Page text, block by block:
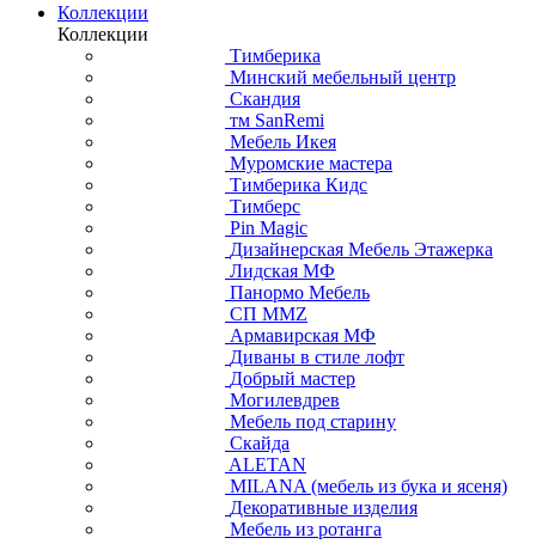
Коллекции
Коллекции
Тимберика
Минский мебельный центр
Скандия
тм SanRemi
Мебель Икея
Муромские мастера
Тимберика Кидс
Тимберс
Pin Magic
Дизайнерская Мебель Этажерка
Лидская МФ
Панормо Мебель
СП ММZ
Армавирская МФ
Диваны в стиле лофт
Добрый мастер
Могилевдрев
Мебель под старину
Скайда
ALETAN
MILANA (мебель из бука и ясеня)
Декоративные изделия
Мебель из ротанга